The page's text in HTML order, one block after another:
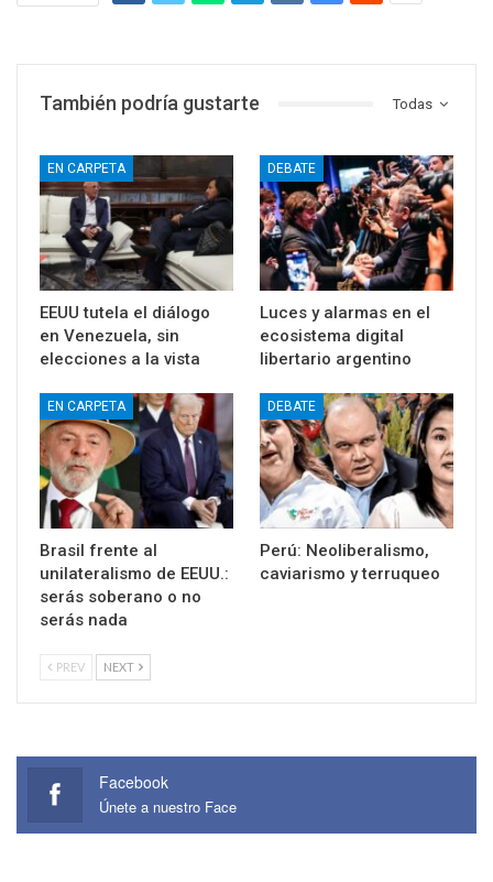
Todas
También podría gustarte
EN CARPETA
EEUU tutela el diálogo
en Venezuela, sin
elecciones a la vista
DEBATE
Luces y alarmas en el
ecosistema digital
libertario argentino
EN CARPETA
Brasil frente al
unilateralismo de EEUU.:
serás soberano o no
serás nada
DEBATE
Perú: Neoliberalismo,
caviarismo y terruqueo
PREV NEXT
Facebook
Únete a nuestro Face